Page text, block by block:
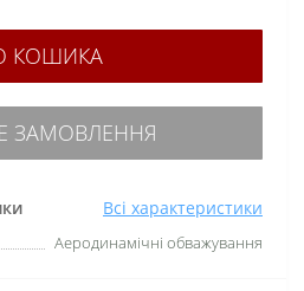
Всі характеристики
Аеродинамічні обважування
КОШИКА
ЗАМОВЛЕННЯ